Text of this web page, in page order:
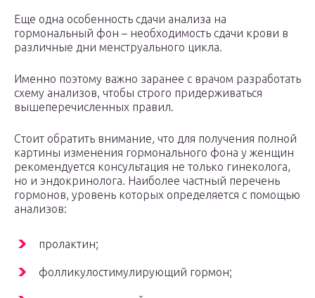
Еще одна особенность сдачи анализа на
гормональный фон – необходимость сдачи крови в
различные дни менструального цикла.
Именно поэтому важно заранее с врачом разработать
схему анализов, чтобы строго придерживаться
вышеперечисленных правил.
Стоит обратить внимание, что для получения полной
картины изменения гормонального фона у женщин
рекомендуется консультация не только гинеколога,
но и эндокринолога. Наиболее частный перечень
гормонов, уровень которых определяется с помощью
анализов:
пролактин;
фолликулостимулирующий гормон;